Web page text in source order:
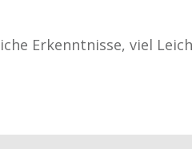
Erkenntnisse, viel